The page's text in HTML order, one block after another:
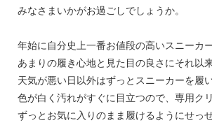
みなさまいかがお過ごしでしょうか。
年始に自分史上一番お値段の高いスニーカ
あまりの履き心地と見た目の良さにそれ以
天気が悪い日以外はずっとスニーカーを履
色が白く汚れがすぐに目立つので、専用ク
ずっとお気に入りのまま履けるようにせっ